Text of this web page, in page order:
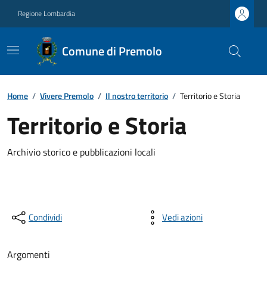
Regione Lombardia
Comune di Premolo
Home / Vivere Premolo / Il nostro territorio / Territorio e Storia
Territorio e Storia
Archivio storico e pubblicazioni locali
Condividi Vedi azioni
Argomenti